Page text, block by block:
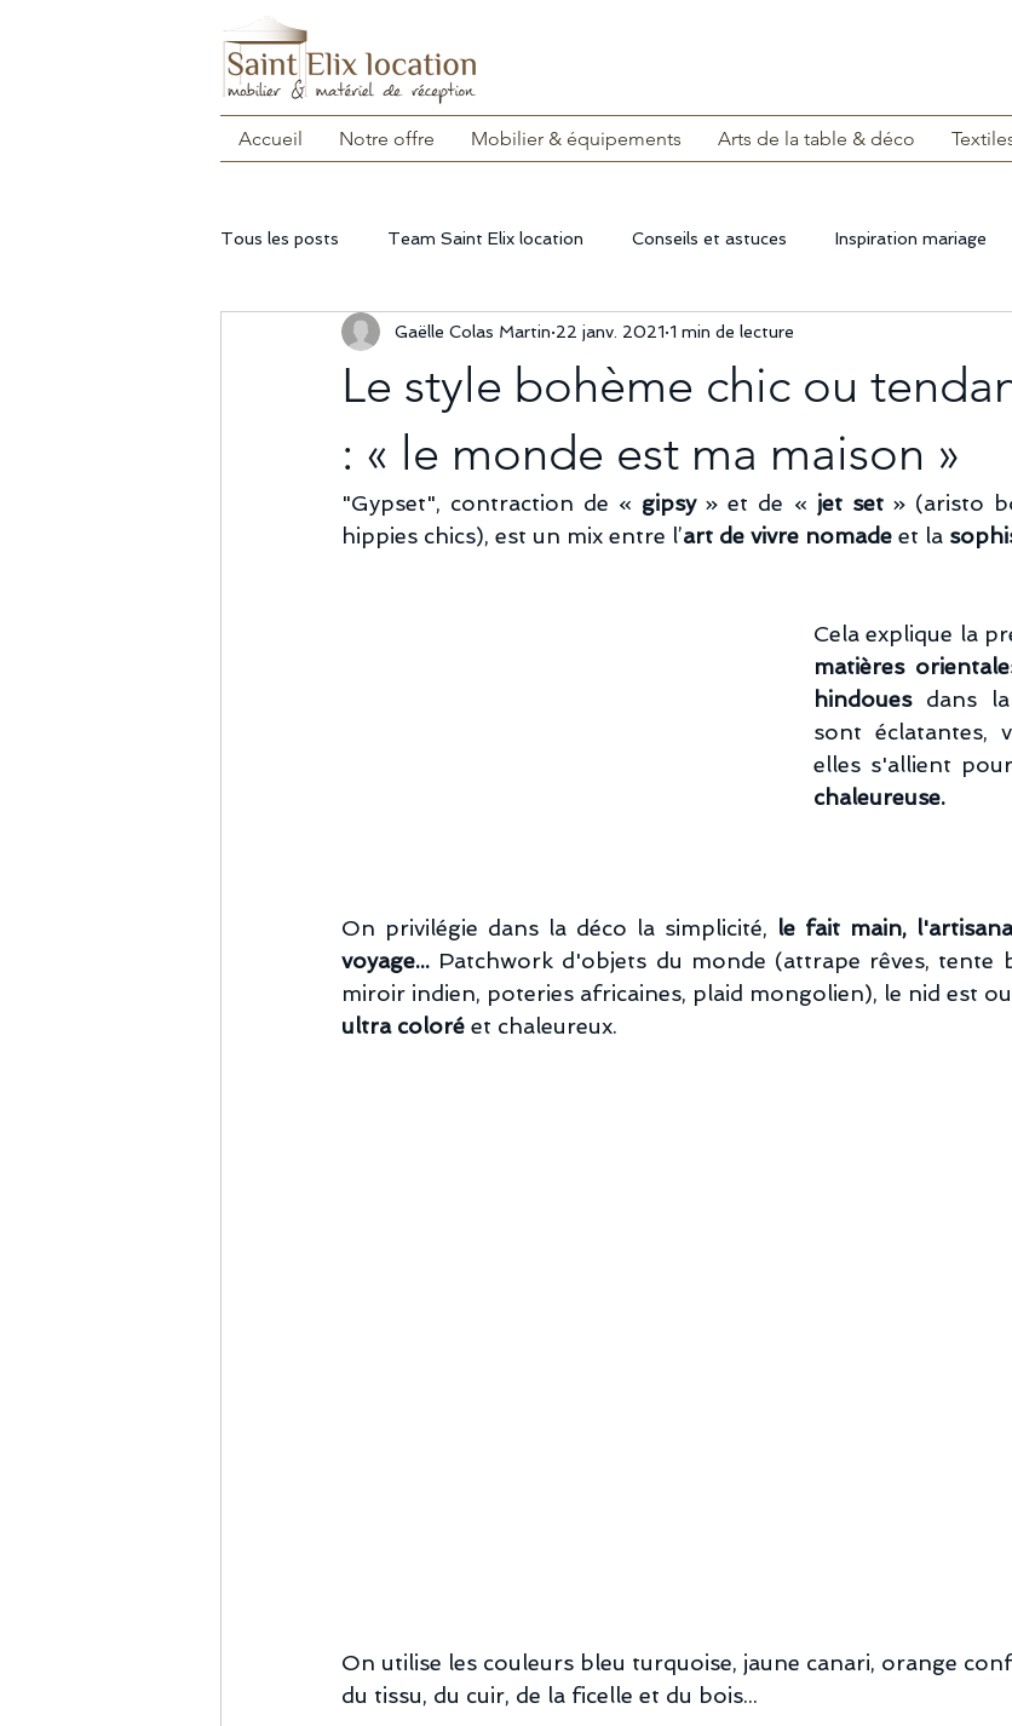
Accueil Notre offre Mobilier & équipements Arts de la table & déco
Tous les posts Team Saint Elix location Conseils et astuces Inspiration mariage
Noël Nos recettes faciles Voyage Décoration vintage
Evénement éco-responsable Services personnalisés Obsèques
Le style bohème chic ou
: « le monde est ma maison »
Gaëlle Colas Martin 22 janv. 2021 1 min de lecture
"Gypset", contraction de « gipsy » et de « jet set » (aristo
hippies chics), est un mix entre l’art de vivre nomade et la
Cela explique la
matières
hindoues dans la
sont éclatantes,
elles s'allient
chaleureuse.
On privilégie dans la déco la simplicité, le fait main,
voyage... Patchwork d'objets du monde (attrape rêves, tente
miroir indien, poteries africaines, plaid mongolien), le nid est
ultra coloré et chaleureux.
On utilise les couleurs bleu turquoise, jaune canari, orange
du tissu, du cuir, de la ficelle et du bois...